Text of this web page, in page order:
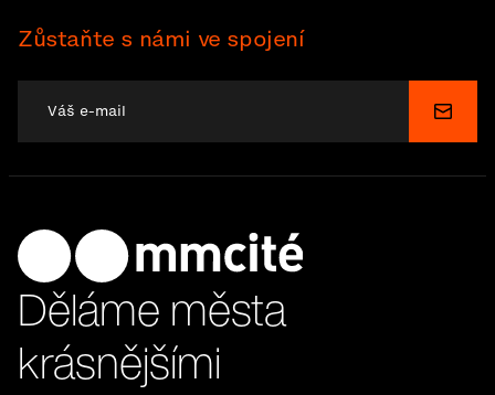
Zůstaňte s námi ve spojení
Děláme města
krásnějšími